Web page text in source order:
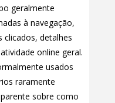
geralmente
à navegação,
clicados, detalhes
online geral.
usados
raramente
sobre como